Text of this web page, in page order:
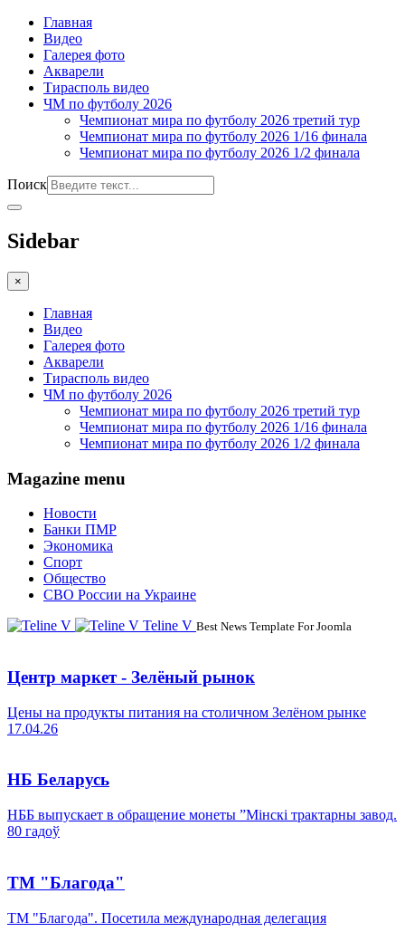
Главная
Видео
Галерея фото
Акварели
Тирасполь видео
ЧМ по футболу 2026
Чемпионат мира по футболу 2026 третий тур
Чемпионат мира по футболу 2026 1/16 финала
Чемпионат мира по футболу 2026 1/2 финала
Поиск
Sidebar
×
Главная
Видео
Галерея фото
Акварели
Тирасполь видео
ЧМ по футболу 2026
Чемпионат мира по футболу 2026 третий тур
Чемпионат мира по футболу 2026 1/16 финала
Чемпионат мира по футболу 2026 1/2 финала
Magazine menu
Новости
Банки ПМР
Экономика
Спорт
Общество
СВО России на Украине
Teline V Best News Template For Joomla
Центр маркет - Зелёный рынок
Цены на продукты питания на столичном Зелёном рынке
17.04.26
НБ Беларусь
НББ выпускает в обращение монеты ”Мінскі трактарны завод.
80 гадоў
ТМ "Благода"
ТМ "Благода". Посетила международная делегация